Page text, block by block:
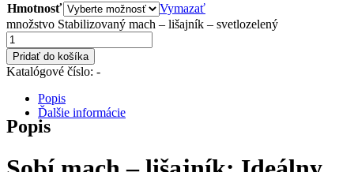
Hmotnosť
Vymazať
množstvo Stabilizovaný mach – lišajník – svetlozelený
Pridať do košíka
Katalógové číslo: -
Popis
Ďalšie informácie
Popis